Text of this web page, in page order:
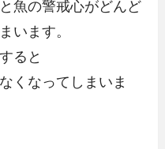
魚の警戒心がどんど
います。
ると
くなってしまいま